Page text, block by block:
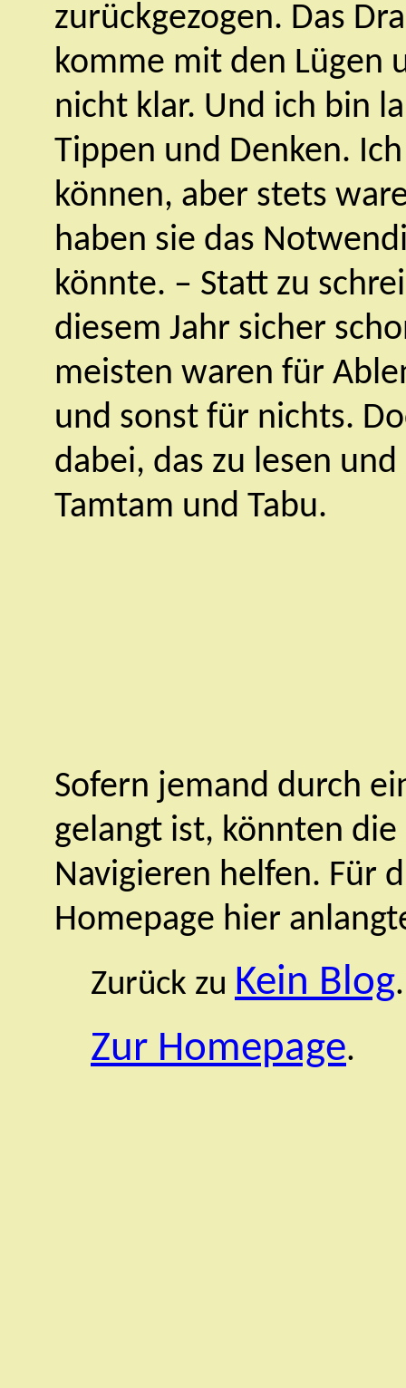
zurückgezogen. Das
komme mit den Lügen
nicht klar. Und ich bin
Tippen und Denken.
können, aber stets
haben sie das
könnte. – Statt zu
diesem Jahr sicher
meisten waren für
und sonst für nichts.
dabei, das zu lesen
Tamtam und Tabu.
Sofern jemand durch
gelangt ist, könnten
Navigieren helfen. Für
Homepage hier
Zurück zu Kein Blog.
Zur Homepage.